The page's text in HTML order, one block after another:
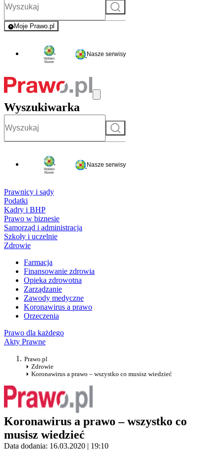
Szukaj
Moje Prawo.pl
- rejestracja i logowanie do serwisu
Nasze serwisy
Wyszukiwarka
Szukaj
Nasze serwisy
Prawnicy i sądy
Podatki
Kadry i BHP
Prawo w biznesie
Samorząd i administracja
Szkoły i uczelnie
Zdrowie
Farmacja
Finansowanie zdrowia
Opieka zdrowotna
Zarządzanie
Zawody medyczne
Koronawirus a prawo
Orzeczenia
Prawo dla każdego
Akty Prawne
Prawo.pl
Zdrowie
Koronawirus a prawo – wszystko co musisz wiedzieć
Koronawirus a prawo – wszystko co
musisz wiedzieć
Data dodania: 16.03.2020 | 19:10